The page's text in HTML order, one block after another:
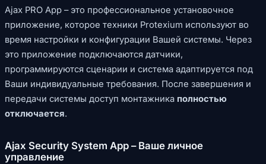
Ajax PRO App – это профессиональное установочное
приложение, которое техники Protexium используют во
время настройки и конфигурации Вашей системы. Через
это приложение подключаются датчики,
программируются сценарии и система адаптируется под
Ваши индивидуальные требования. После завершения и
передачи системы доступ монтажника полностью
отключается.
Ajax Security System App – Ваше личное
управление